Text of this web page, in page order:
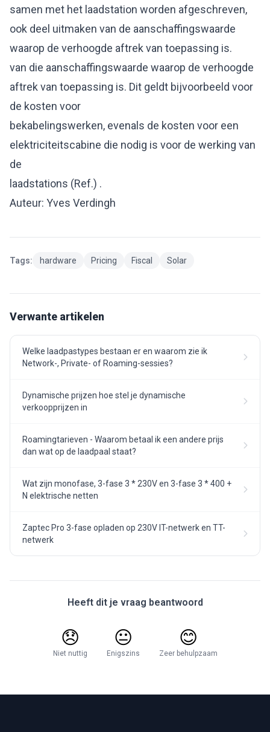
samen met het laadstation worden afgeschreven,
ook deel uitmaken van de aanschaffingswaarde
waarop de verhoogde aftrek van toepassing is.
van die aanschaffingswaarde waarop de verhoogde
aftrek van toepassing is. Dit geldt bijvoorbeeld voor
de kosten voor
bekabelingswerken, evenals de kosten voor een
elektriciteitscabine die nodig is voor de werking van
de
laadstations (Ref.) .
Auteur: Yves Verdingh
Tags: hardware Pricing Fiscal Solar
Verwante artikelen
Welke laadpastypes bestaan er en waarom zie ik
Network-, Private- of Roaming-sessies?
Dynamische prijzen hoe stel je dynamische
verkoopprijzen in
Roamingtarieven - Waarom betaal ik een andere prijs
dan wat op de laadpaal staat?
Wat zijn monofase, 3-fase 3 * 230V en 3-fase 3 * 400 +
N elektrische netten
Zaptec Pro 3-fase opladen op 230V IT-netwerk en TT-
netwerk
Heeft dit je vraag beantwoord
😞
Niet nuttig
😐
Enigszins
😊
Zeer behulpzaam